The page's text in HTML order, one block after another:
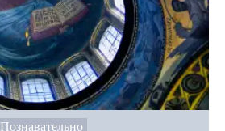
Познавательно